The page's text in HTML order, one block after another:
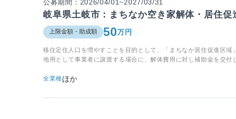
公募期間：2026/04/01~2027/03/31
岐阜県土岐市：まちなか空き家解体・居住促
上限金額・助成額 50万円
移住定住人口を増やすことを目的として、「まちなか居住促進区
地用として事業者に譲渡する場合に、解体費用に対し補助金を交付
全業種ほか